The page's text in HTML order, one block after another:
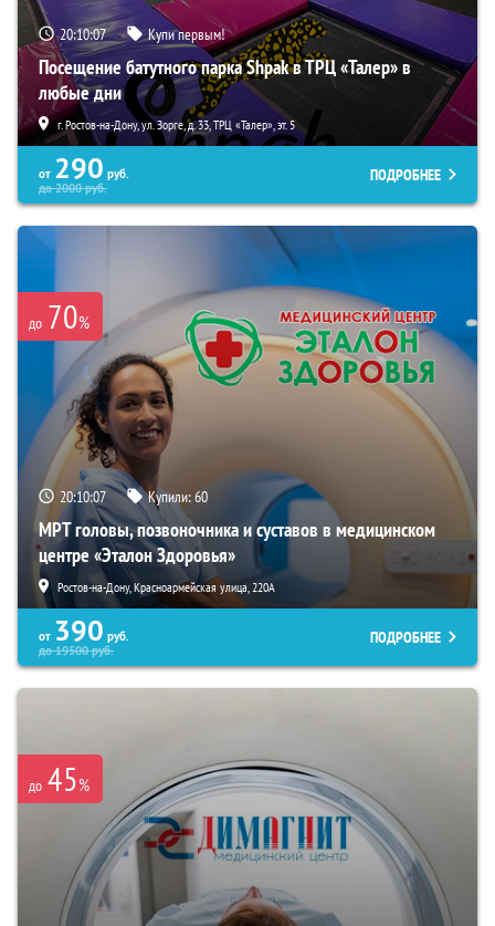
20:10:06 Купи первым!
Посещение батутного парка Shpak в ТРЦ «Талер» в
любые дни
г. Ростов-на-Дону, ул. Зорге, д. 33, ТРЦ «Талер», эт. 5
от 290 руб.
до2000руб.
ПОДРОБНЕЕ
до 70%
20:10:06 Купили:60
МРТ головы, позвоночника и суставов в медицинском
центре «Эталон Здоровья»
Ростов-на-Дону, Красноармейская улица, 220А
от 390 руб.
до19500руб.
ПОДРОБНЕЕ
до 45%